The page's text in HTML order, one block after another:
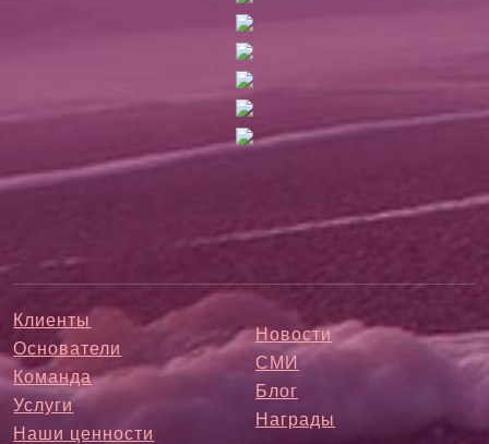
Клиенты
Основатели
Команда
Услуги
Наши ценности
Новости
СМИ
Блог
Награды